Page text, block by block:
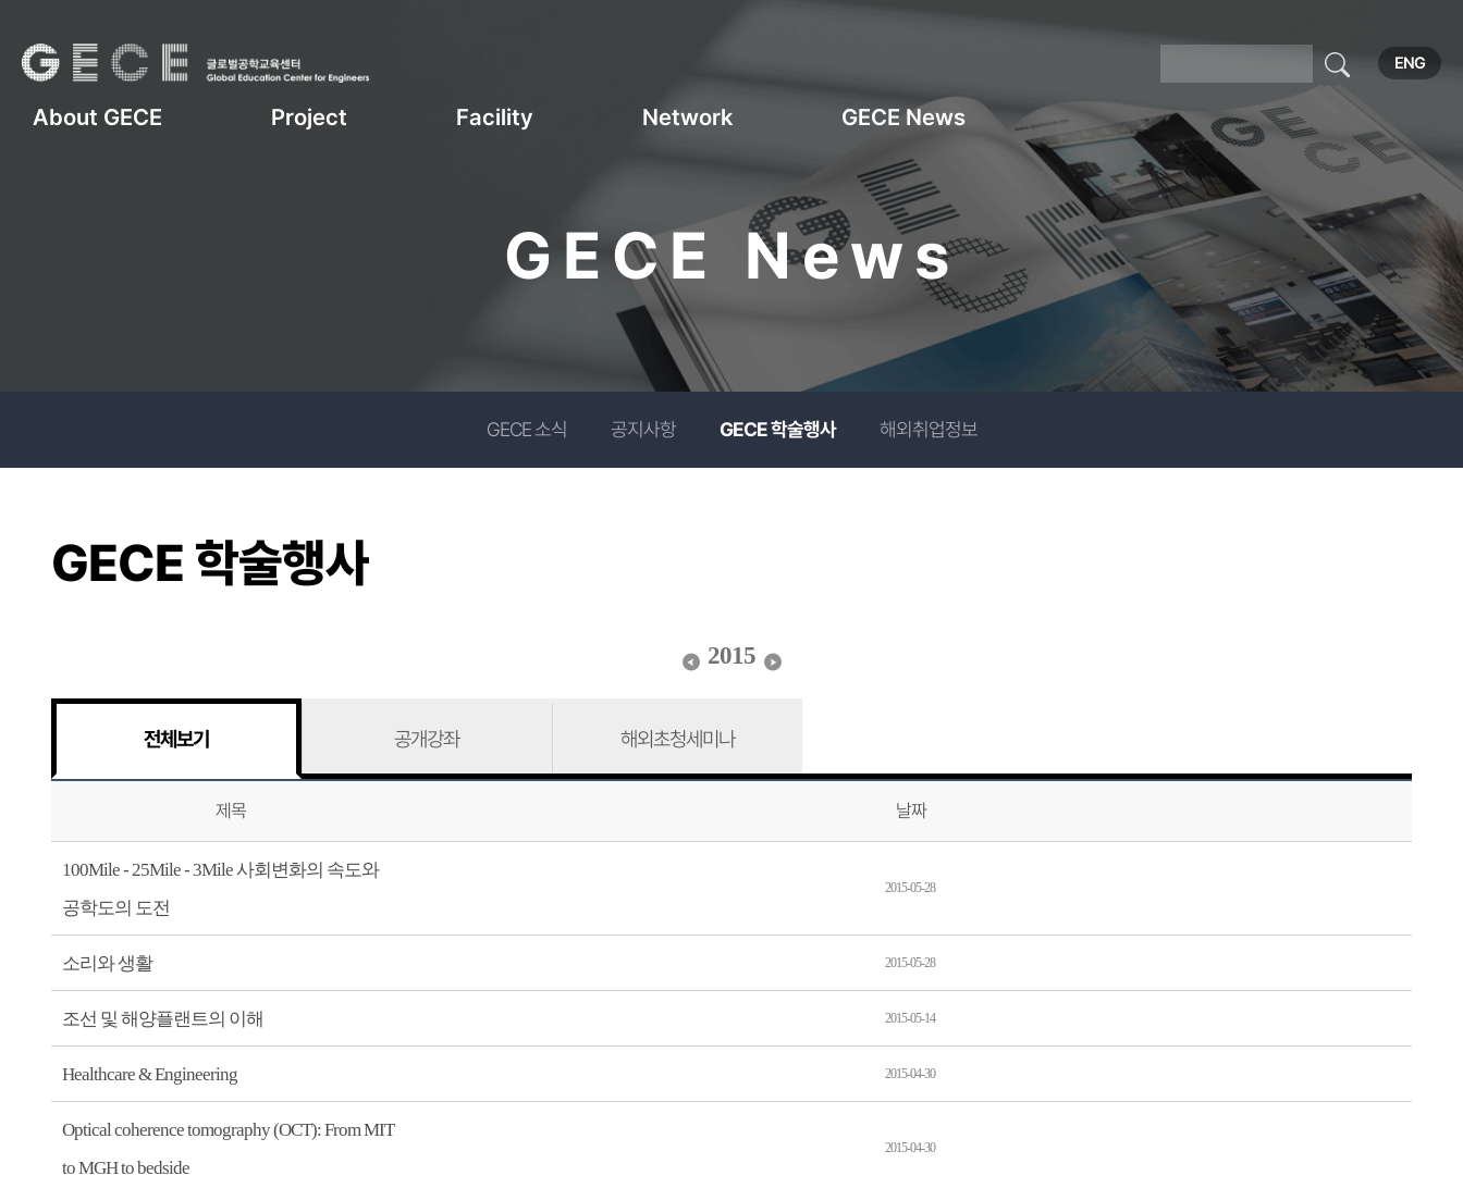
GECE News
GECE 소식 공지사항 GECE 학술행사 해외취업정보
GECE 학술행사
2015
전체보기 공개강좌 해외초청세미나
제목 날짜
100Mile - 25Mile - 3Mile 사회변화의 속도와
공학도의 도전
2015-05-28
소리와 생활 2015-05-28
조선 및 해양플랜트의 이해 2015-05-14
Healthcare & Engineering 2015-04-30
Optical coherence tomography (OCT): From MIT
to MGH to bedside
2015-04-30
About GECE Project Facility Network GECE News
ENG